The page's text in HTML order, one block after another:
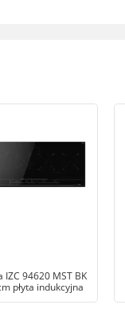
IZC 94620 MST BK
płyta indukcyjna